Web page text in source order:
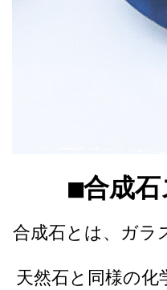
■合成
合成石とは、ガラ
天然石と同様の化